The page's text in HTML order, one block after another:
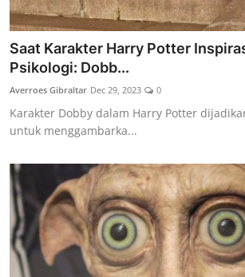
Saat Karakter Harry Potter
Psikologi: Dobb...
Averroes Gibraltar Dec 29, 2023 0
Karakter Dobby dalam Harry Potter
untuk menggambarka...